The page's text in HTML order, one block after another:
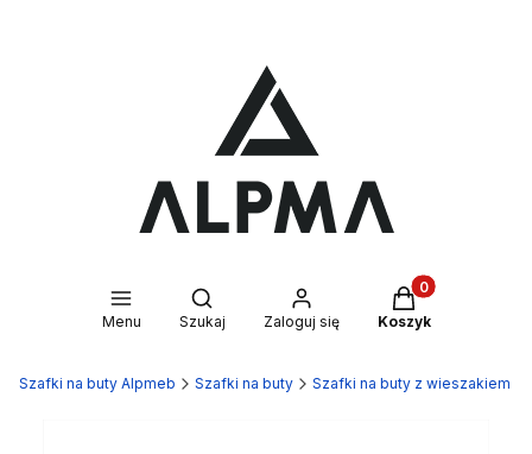
Menu
Otwórz wyszukiwarkę
Szukaj Zaloguj się
Produkty w
Koszyk
Szafki na buty Alpmeb Szafki na buty Szafki na buty z wieszakiem